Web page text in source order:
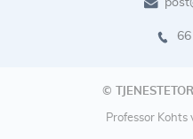
©
Professor